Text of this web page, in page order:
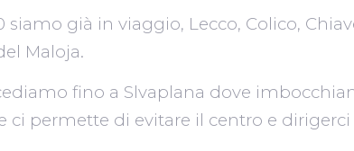
siamo già in viaggio, Lecco, Colico,
Maloja.
fino a Slvaplana dove
ci permette di evitare il centro e dirigerci